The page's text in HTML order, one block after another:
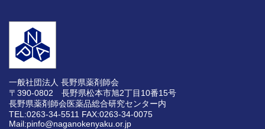
一般社団法人 長野県薬剤師会
〒390-0802 長野県松本市旭2丁目10番15号
長野県薬剤師会医薬品総合研究センター内
TEL:0263-34-5511 FAX:0263-34-0075
Mail:pinfo@naganokenyaku.or.jp